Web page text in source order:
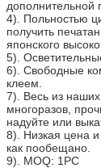
дополнительной
4). Польностью
получить
японского
5).
6). Свободные
клеем.
7). Весь из
многоразов,
надуйте или
8). Низкая цена и
как пообещано.
9). MOQ: 1PC